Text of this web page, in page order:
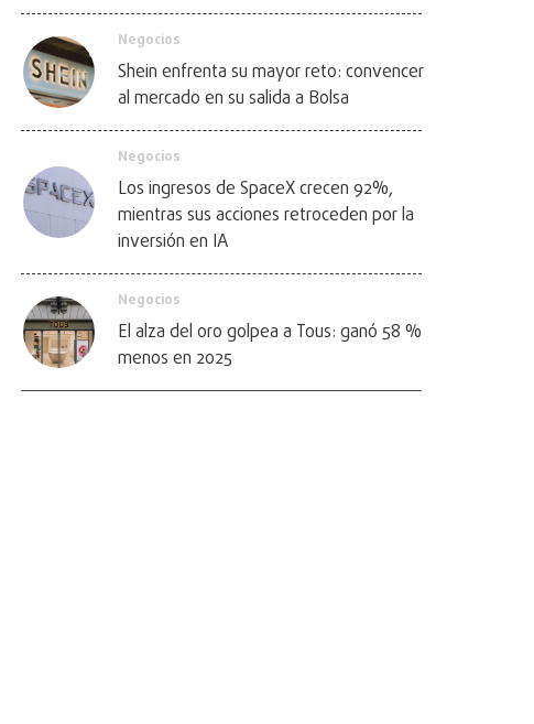
Negocios
Shein enfrenta su mayor reto: convencer
al mercado en su salida a Bolsa
Negocios
Los ingresos de SpaceX crecen 92%,
mientras sus acciones retroceden por la
inversión en IA
Negocios
El alza del oro golpea a Tous: ganó 58 %
menos en 2025